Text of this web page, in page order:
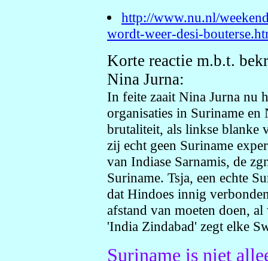
http://www.nu.nl/
wordt-weer-desi-
Korte reactie m.b.t.
Nina Jurna:
In feite zaait Nina Jurna nu
organisaties in Suriname en
brutaliteit, als linkse blanke
zij echt geen Suriname
van Indiase Sarnamis, de
Suriname. Tsja, een echte
dat Hindoes innig
afstand van moeten doen,
'India Zindabad' zegt elke
Suriname is niet